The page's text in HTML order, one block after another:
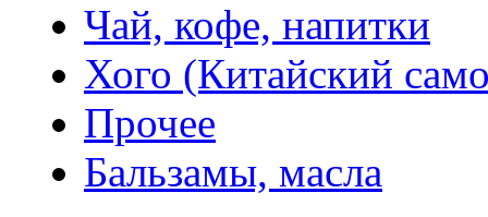
Чай, кофе, напитки
Хого (Китайский
Прочее
Бальзамы, масла